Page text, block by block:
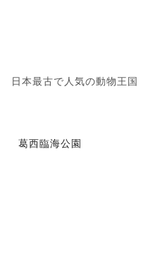
日本最古で人気の動物王国
葛西臨海公園